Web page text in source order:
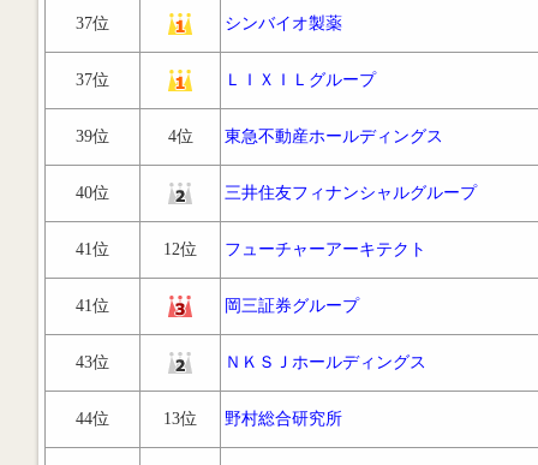
37位 シンバイオ製薬
37位 ＬＩＸＩＬグループ
39位 4位 東急不動産ホールディングス
40位 三井住友フィナンシャルグループ
41位 12位 フューチャーアーキテクト
41位 岡三証券グループ
43位 ＮＫＳＪホールディングス
44位 13位 野村総合研究所